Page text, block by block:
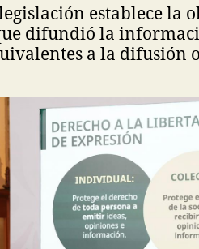
establece la
difundió la
a la difusión